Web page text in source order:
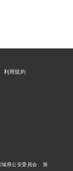
利用規約
城県公安委員会 第